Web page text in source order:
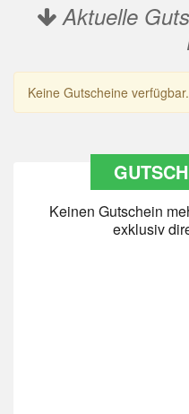
Aktuelle
Keine Gutscheine verfügbar.
Keinen Gutschein
exklusiv